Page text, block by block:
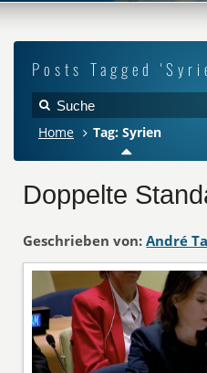
Posts Tagged
Home Tag: Syrien
Doppelte
Geschrieben von: André